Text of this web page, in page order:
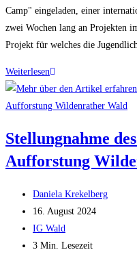
Camp" eingeladen, einer
zwei Wochen lang an Projekten
Projekt für welches die
WeiterlesenTreffen
mit
dem
Youth
Camp
der
Naturschutzstation
Wildenrath
Stellungnahme
Aufforstung
Beitrags-
Autor:
Daniela Krekelberg
Beitrag
veröffentlicht:
16. August 2024
Beitrags-
Kategorie:
IG Wald
Lesedauer:
3 Min. Lesezeit